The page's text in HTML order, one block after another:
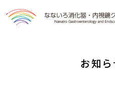
内視鏡クリニ
お知